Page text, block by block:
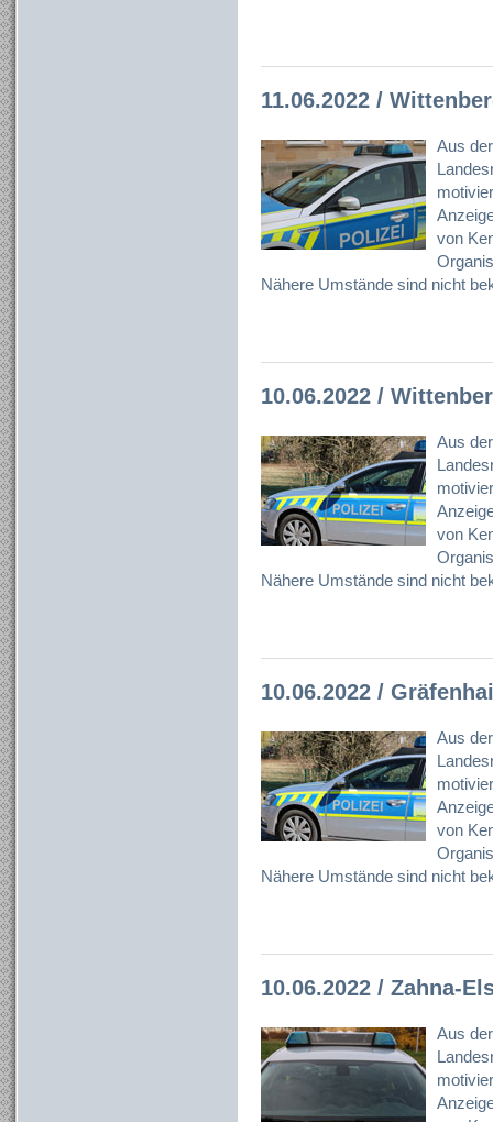
11.06.2022 /
Aus
von
Nähere Umstände sind nicht
10.06.2022 /
Aus
von
Nähere Umstände sind nicht
10.06.2022 /
Aus
von
Nähere Umstände sind nicht
10.06.2022 / Zahna-
Aus